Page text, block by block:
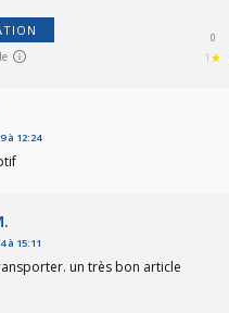
0
1★
à 12:24
à 15:11
un très bon article